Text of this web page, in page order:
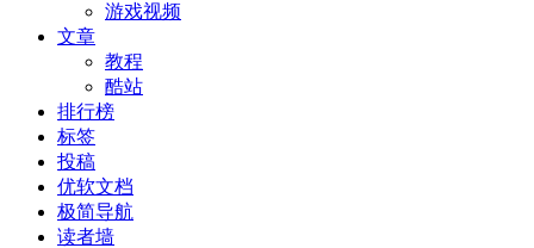
游戏视频
文章
教程
酷站
排行榜
标签
投稿
优软文档
极简导航
读者墙